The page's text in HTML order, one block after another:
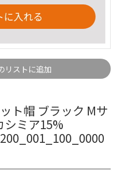
に入れる
リストに追加
ト帽 ブラック Mサ
シミア15%